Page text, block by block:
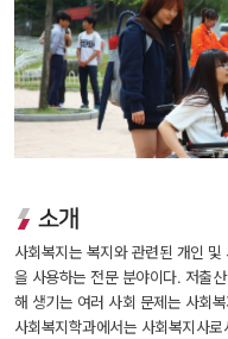
소개
사회복지는 복지와 관련된 개인
을 사용하는 전문 분야이다. 저출
해 생기는 여러 사회 문제는 사회
사회복지학과에서는 사회복지사